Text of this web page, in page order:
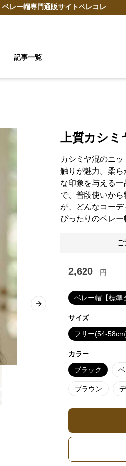
ベレー帽専門通販サイトベレコレ
記事一覧
Next slide
上質カシミ
カシミヤ混のニ
触りが魅力。柔ら
な印象を与える
で、普段使いか
が、どんなコー
ぴったりのベレー
2,620 円
ベレー帽【標準
サイズ
フリー(54-
カラー
ブラック ベ
ブラウン